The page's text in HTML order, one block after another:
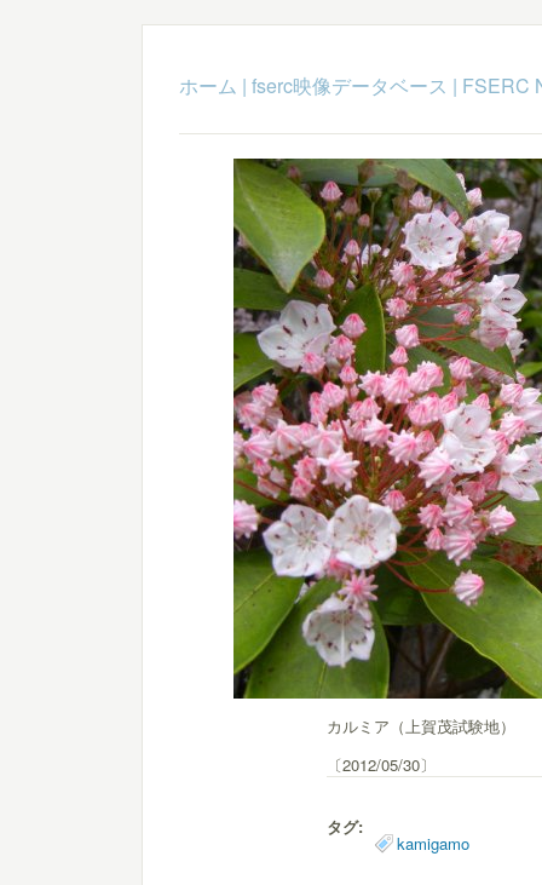
ホーム | fserc映像データベース | FSERC
カルミア（上賀茂試験地）
〔2012/05/30〕
タグ:
kamigamo